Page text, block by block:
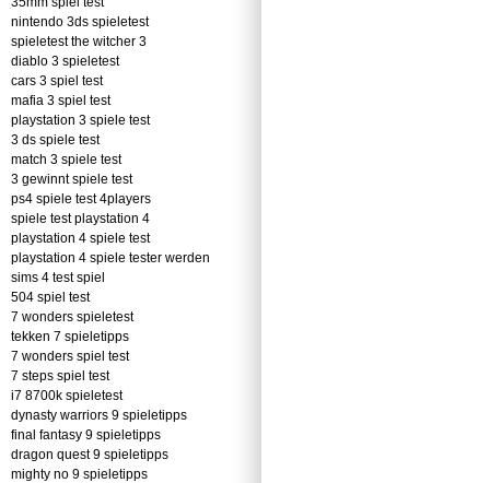
nintendo 3ds spieletest
spieletest the witcher 3
diablo 3 spieletest
cars 3 spiel test
mafia 3 spiel test
playstation 3 spiele test
3 ds spiele test
match 3 spiele test
3 gewinnt spiele test
ps4 spiele test 4players
spiele test playstation 4
playstation 4 spiele test
playstation 4 spiele tester werden
sims 4 test spiel
504 spiel test
7 wonders spieletest
tekken 7 spieletipps
7 wonders spiel test
7 steps spiel test
i7 8700k spieletest
dynasty warriors 9 spieletipps
final fantasy 9 spieletipps
dragon quest 9 spieletipps
mighty no 9 spieletipps